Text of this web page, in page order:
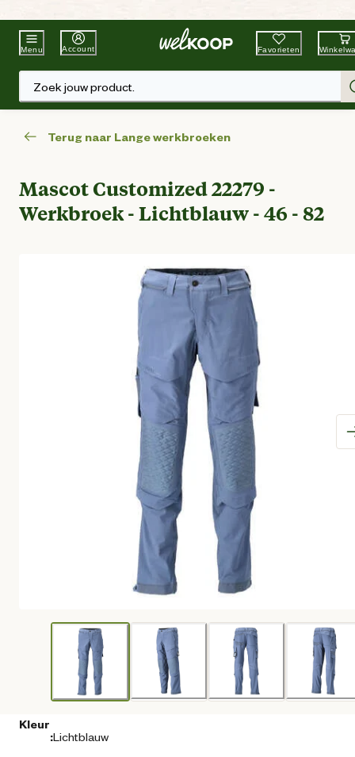
Beste WinkelketenTuin & Dier
Menu Account Favorieten
Zoek jouw product.
Terug naar Lange werkbroeken
Mascot Customized 22279 -
Werkbroek - Lichtblauw - 46 - 82
Kleur
:Lichtblauw